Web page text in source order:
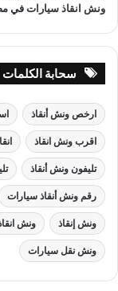
ونش انقاذ سياراتفي
سحابة الكلمات
ارخص ونش أنقاذ
اقرب ونش انقاذ
تليفون ونش أنقاذ
رقم ونش أنقاذ سيارات
ونش إنقاذ ونش
ونش نقل سيارات